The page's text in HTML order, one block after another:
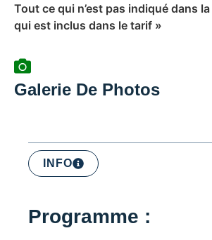
Tout ce qui n’est pas indiqué dans
qui est inclus dans le tarif »
Galerie De Photos
INFO
Programme :